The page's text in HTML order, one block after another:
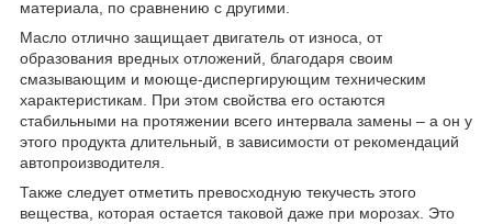
материала, по сравнению с другими.
Масло отлично защищает двигатель от износа, от
образования вредных отложений, благодаря своим
смазывающим и моюще-диспергирующим техническим
характеристикам. При этом свойства его остаются
стабильными на протяжении всего интервала замены – а он у
этого продукта длительный, в зависимости от рекомендаций
автопроизводителя.
Также следует отметить превосходную текучесть этого
вещества, которая остается таковой даже при морозах. Это